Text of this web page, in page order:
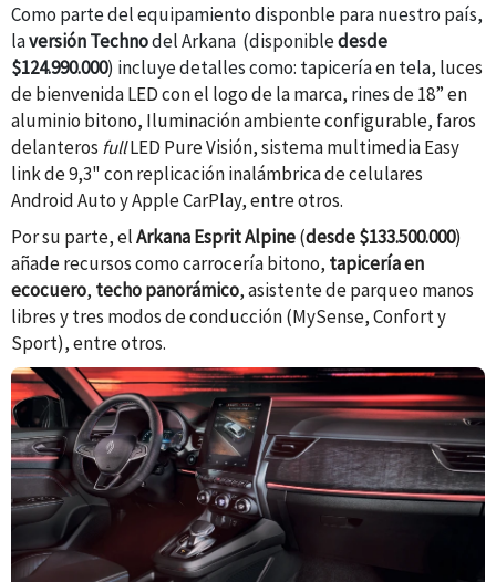
Como parte del equipamiento disponble para nuestro país,
laversión Technodel Arkana (disponibledesde
$124.990.000) incluye detalles como: tapicería en tela, luces
de bienvenida LED con el logo de la marca, rinesde 18” en
aluminio bitono, Iluminación ambiente configurable, faros
delanteros fullLED Pure Visión, sistema multimedia Easy
link de 9,3" con replicación inalámbrica de celulares
Android Auto y Apple CarPlay, entre otros.
Por su parte, elArkana Esprit Alpine(desde $133.500.000)
añade recursos como carrocería bitono, tapicería en
ecocuero, techo panorámico, asistente de parqueo manos
libres y tres modos de conducción (MySense, Confort y
Sport), entre otros.